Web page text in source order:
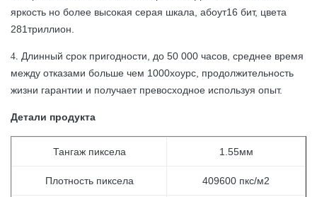
яркость но более высокая серая шкала, абоут16 бит, цвета
281триллион.
4. Длинный срок пригодности, до 50 000 часов, среднее время
между отказами больше чем 1000хоурс, продолжительность
жизни гарантии и получает превосходное используя опыт.
Детали продукта
Тангаж пиксела 1.55мм
Плотность пиксела 409600 пкс/м2